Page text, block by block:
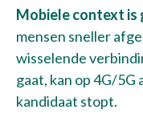
Mobiele context is
mensen sneller
wisselende
gaat, kan op 4G/
kandidaat stopt.